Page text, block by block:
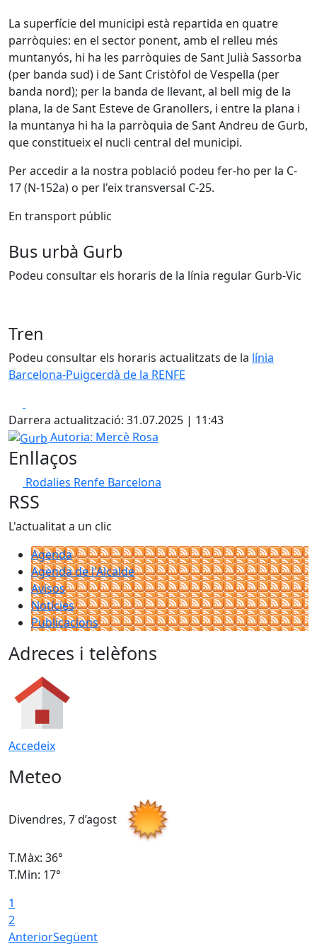
La superfície del municipi està repartida en quatre
parròquies: en el sector ponent, amb el relleu més
muntanyós, hi ha les parròquies de Sant Julià Sassorba
(per banda sud) i de Sant Cristòfol de Vespella (per
banda nord); per la banda de llevant, al bell mig de la
plana, la de Sant Esteve de Granollers, i entre la plana i
la muntanya hi ha la parròquia de Sant Andreu de Gurb,
que constitueix el nucli central del municipi.
Per accedir a la nostra població podeu fer-ho per la C-
17 (N-152a) o per l'eix transversal C-25.
En transport públic
Bus urbà Gurb
Podeu consultar els horaris de la línia regular Gurb-Vic
Tren
Podeu consultar els horaris actualitzats de la línia
Barcelona-Puigcerdà de la RENFE
Darrera actualització: 31.07.2025 | 11:43
Gurb
Autoria: Mercè Rosa
Enllaços
Rodalies Renfe Barcelona
RSS
L'actualitat a un clic
Agenda
Agenda de l'Alcalde
Avisos
Notícies
Publicacions
Adreces i telèfons
Accedeix
Meteo
Divendres, 7 d’agost
T.Màx: 36°
T.Min: 17°
1
2
AnteriorSegüent